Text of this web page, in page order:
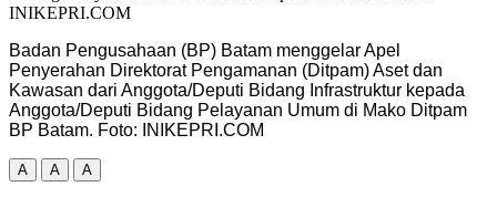
Badan Pengusahaan (BP) Batam menggelar Apel
Penyerahan Direktorat Pengamanan (Ditpam) Aset dan
Kawasan dari Anggota/Deputi Bidang Infrastruktur kepada
Anggota/Deputi Bidang Pelayanan Umum di Mako Ditpam
BP Batam. Foto: INIKEPRI.COM
A A A